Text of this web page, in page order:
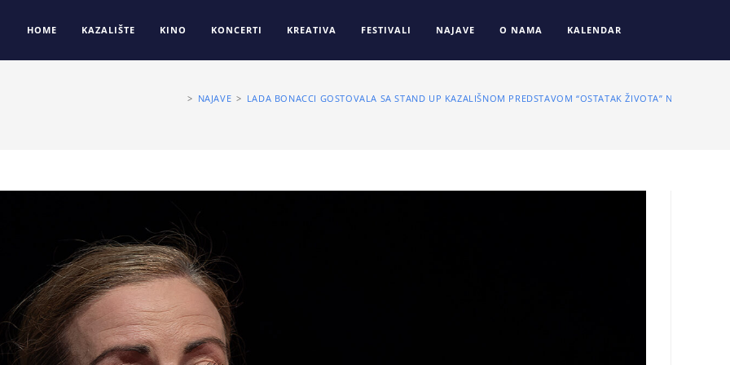
HOME KAZALIŠTE KINO KONCERTI KREATIVA FESTIVALI NAJAVE O NAMA KALENDAR
> NAJAVE > LADA BONACCI GOSTOVALA SA STAND UP KAZALIŠNOM PREDSTAVOM “OSTATAK ŽIVOTA” NA